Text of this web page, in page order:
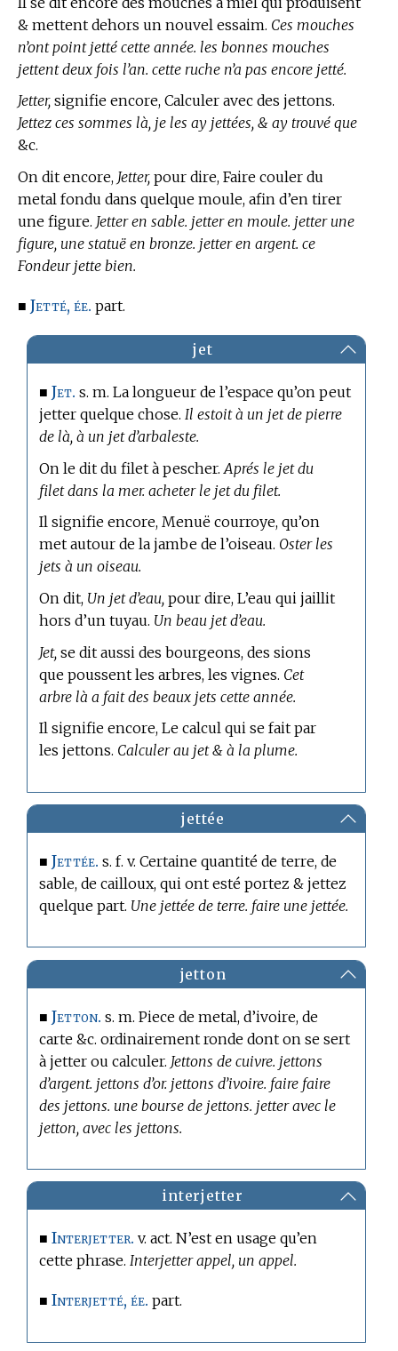
& mettent dehors un nouvel essaim. Ces mouches
n’ont point jetté cette année. les bonnes mouches
jettent deux fois l’an. cette ruche n’a pas encore jetté.
Jetter, signifie encore, Calculer avec des jettons.
Jettez ces sommes là, je les ay jettées, & ay trouvé que
&c.
On dit encore, Jetter, pour dire, Faire couler du
metal fondu dans quelque moule, afin d’en tirer
une figure. Jetter en sable. jetter en moule. jetter une
figure, une statuë en bronze. jetter en argent. ce
Fondeur jette bien.
■ Jetté, ée. part.
jet
■Jet. s. m. La longueur de l’espace qu’on peut
jetter quelque chose.Il estoit à un jet de pierre
de là, à un jet d’arbaleste.
On le dit du filet à pescher.Aprés le jet du
filet dans la mer. acheter le jet du filet.
Il signifie encore, Menuë courroye, qu’on
met autour de la jambe de l’oiseau. Oster les
jets à un oiseau.
On dit, Un jet d’eau, pour dire, L’eau qui jaillit
hors d’un tuyau. Un beau jet d’eau.
Jet, se dit aussi des bourgeons, des sions
que poussent les arbres, les vignes. Cet
arbre là a fait des beaux jets cette année.
Il signifie encore, Le calcul qui se fait par
les jettons. Calculer au jet & à la plume.
jettée
■Jettée. s. f. v. Certaine quantité de terre, de
sable, de cailloux, qui ont esté portez & jettez
quelque part. Une jettée de terre. faire une jettée.
jetton
■Jetton. s. m. Piece de metal, d’ivoire, de
carte &c. ordinairement ronde dont on se sert
à jetter ou calculer. Jettons de cuivre. jettons
d’argent. jettons d’or. jettons d’ivoire. faire faire
des jettons. une bourse de jettons. jetter avec le
jetton, avec les jettons.
interjetter
■Interjetter. v. act. N’est en usage qu’en
cette phrase.Interjetter appel, un appel.
■Interjetté, ée. part.